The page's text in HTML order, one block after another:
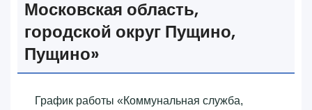
Московская область,
городской округ Пущино,
Пущино»‎
График работы «‎Коммунальная служба,